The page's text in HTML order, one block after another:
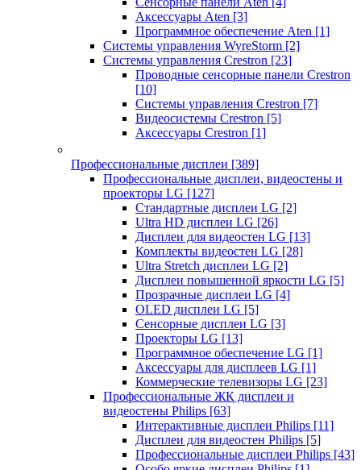
Аксессуары Aten [3]
Программное обеспечение Aten [1]
Системы управления WyreStorm [2]
Системы управления Crestron [23]
Проводные сенсорные панели Crestron
[10]
Системы управления Crestron [7]
Видеосистемы Crestron [5]
Аксессуары Crestron [1]
Профессиональные дисплеи [389]
Профессиональные дисплеи, видеостены и
проекторы LG [127]
Стандартные дисплеи LG [2]
Ultra HD дисплеи LG [26]
Дисплеи для видеостен LG [13]
Комплекты видеостен LG [28]
Ultra Stretch дисплеи LG [2]
Дисплеи повышенной яркости LG [5]
Прозрачные дисплеи LG [4]
OLED дисплеи LG [5]
Сенсорные дисплеи LG [3]
Проекторы LG [13]
Программное обеспечение LG [1]
Аксессуары для дисплеев LG [1]
Коммерческие телевизоры LG [23]
Профессиональные ЖК дисплеи и
видеостены Philips [63]
Интерактивные дисплеи Philips [11]
Дисплеи для видеостен Philips [5]
Профессиональные дисплеи Philips [43]